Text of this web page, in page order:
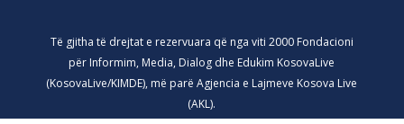
Të gjitha të drejtat e rezervuara që nga viti 2000 Fondacioni
për Informim, Media, Dialog dhe Edukim KosovaLive
(KosovaLive/KIMDE), më parë Agjencia e Lajmeve Kosova Live
(AKL).